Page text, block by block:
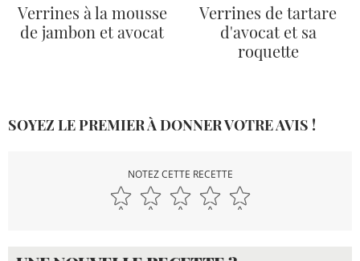
Verrines à la mousse
de jambon et avocat
Verrines de tartare
d'avocat et sa
roquette
SOYEZ LE PREMIER À DONNER VOTRE AVIS !
NOTEZ CETTE RECETTE